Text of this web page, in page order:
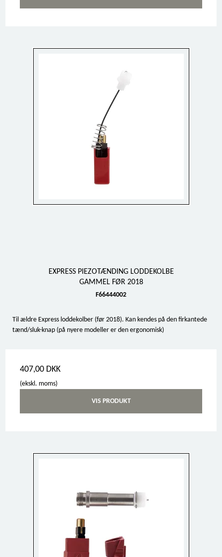
EXPRESS PIEZOTÆNDING LODDEKOLBE
GAMMEL FØR 2018
F66444002
Til ældre Express loddekolber (før 2018). Kan kendes på den firkantede
tænd/sluk-knap (på nyere modeller er den ergonomisk)
407,00 DKK
(ekskl. moms)
VIS PRODUKT